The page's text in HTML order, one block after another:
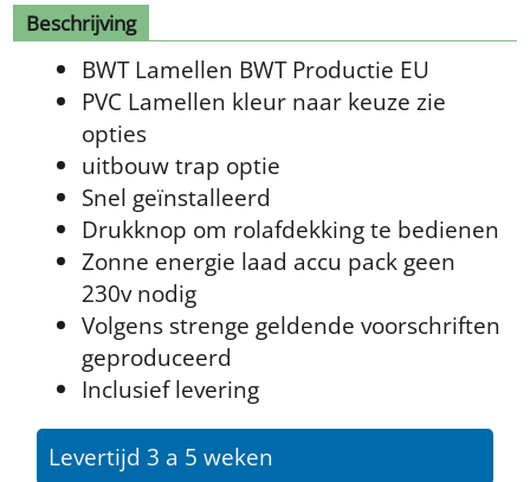
Beschrijving
BWT Lamellen BWT Productie EU
PVC Lamellen kleur naar keuze zie
opties
uitbouw trap optie
Snel geïnstalleerd
Drukknop om rolafdekking te bedienen
Zonne energie laad accu pack geen
230v nodig
Volgens strenge geldende voorschriften
geproduceerd
Inclusief levering
Levertijd 3 a 5 weken